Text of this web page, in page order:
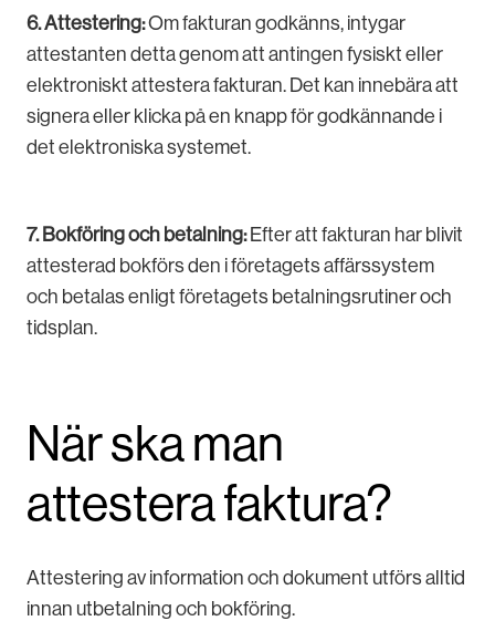
6. Attestering:Om fakturan godkänns, intygar
attestanten detta genom att antingen fysiskt eller
elektroniskt attestera fakturan. Det kan innebära att
signera eller klicka på en knapp för godkännande i
det elektroniska systemet.
7. Bokföring och betalning:Efter att fakturan har blivit
attesterad bokförs den i företagets affärssystem
och betalas enligt företagets betalningsrutiner och
tidsplan.
När ska man
attestera faktura?
​​Attestering av information och dokument utförs alltid
innan utbetalning och bokföring.